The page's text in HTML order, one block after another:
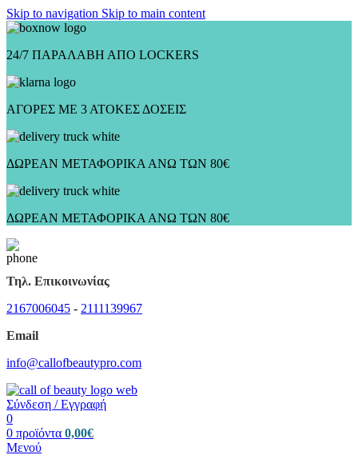
Skip to navigation Skip to main content
24/7 ΠΑΡΑΛΑΒΗ ΑΠΟ LOCKERS
ΑΓΟΡΕΣ ΜΕ 3 ΑΤΟΚΕΣ ΔΟΣΕΙΣ
ΔΩΡΕΑΝ ΜΕΤΑΦΟΡΙΚΑ ΑΝΩ ΤΩΝ 80€
ΔΩΡΕΑΝ ΜΕΤΑΦΟΡΙΚΑ ΑΝΩ ΤΩΝ 80€
Τηλ. Επικοινωνίας
2167006045 - 2111139967
Email
info@callofbeautypro.com
Σύνδεση / Εγγραφή
0
0 προϊόντα 0,00€
Μενού